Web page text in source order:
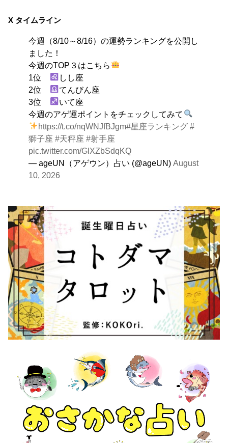
自分をいつもとは違う特定の環境に追い込むことで、普
する。
X タイムライン
今週（8/10～8/16）の運勢ランキングを公開し
ました！
今週のTOP３はこちら
1位
しし座
2位
てんびん座
3位
いて座
今週のアゲ運ポイントをチェックしてみて
https://t.co/nqWNJfBJgm#星座ランキング #
獅子座 #天秤座 #射手座
pic.twitter.com/GlXZbSdqKQ
— ageUN（アゲウン）占い (@ageUN)August
10, 2026